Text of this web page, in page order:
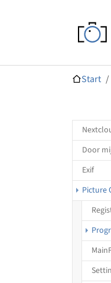
Je bent
Start
Door
Exif
Picture